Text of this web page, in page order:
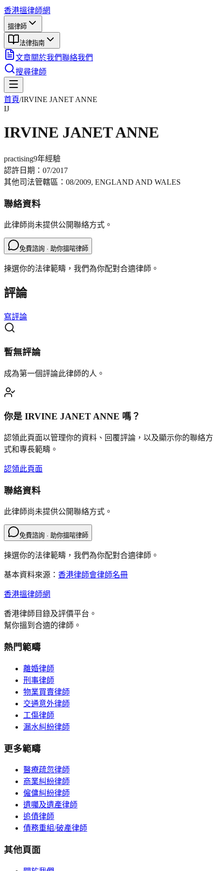
香港搵律師網
搵律師
法律指南
文章關於我們聯絡我們
搜尋律師
首頁/IRVINE JANET ANNE
IJ
IRVINE JANET ANNE
practising9年經驗
認許日期： 07/2017
其他司法管轄區： 08/2009, ENGLAND AND WALES
聯絡資料
此律師尚未提供公開聯絡方式。
免費諮詢 · 助你搵啱律師
揀選你的法律範疇，我們為你配對合適律師。
評論
寫評論
暫無評論
成為第一個評論此律師的人。
你是 IRVINE JANET ANNE 嗎？
認領此頁面以管理你的資料、回覆評論，以及顯示你的聯絡方
式和專長範疇。
認領此頁面
聯絡資料
此律師尚未提供公開聯絡方式。
免費諮詢 · 助你搵啱律師
揀選你的法律範疇，我們為你配對合適律師。
基本資料來源： 香港律師會律師名冊
香港搵律師網
香港律師目錄及評價平台。
幫你搵到合適的律師。
熱門範疇
離婚律師
刑事律師
物業買賣律師
交通意外律師
工傷律師
漏水糾紛律師
更多範疇
醫療疏忽律師
商業糾紛律師
僱傭糾紛律師
遺囑及遺產律師
追債律師
債務重組/破產律師
其他頁面